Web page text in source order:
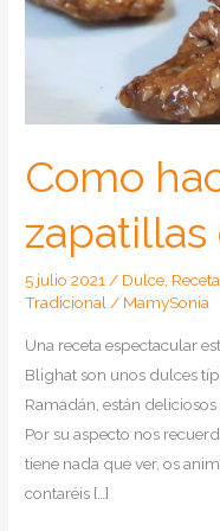
Como
5 julio 2021/ Dulce,
Tradicional/ MamySonia
Una receta espectacular
Blighat son unos dulces
Ramadán, están
Por su aspecto nos
tiene nada que ver, os
contaréis […]